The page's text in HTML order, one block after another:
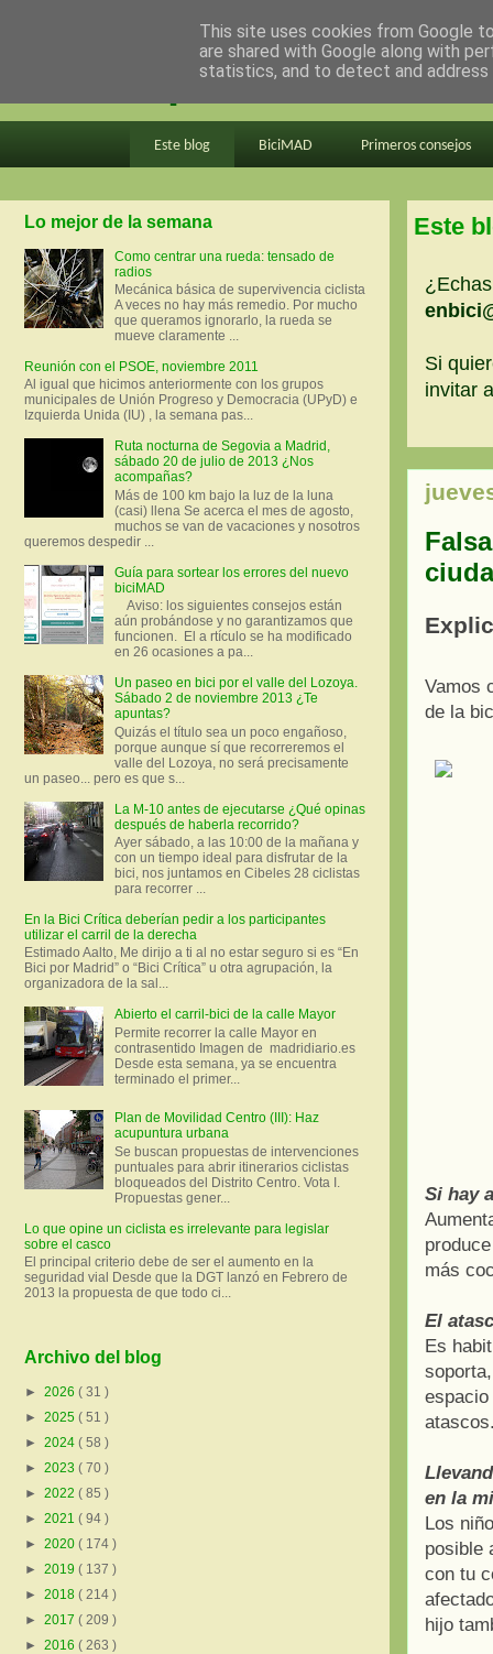
en bici por madrid
Este blog BiciMAD Primeros consejos
Este
Si
invitar
Vamos
de la
Si hay
más
El
Es
en la
Los
posible
con tu
hijo
Lo mejor de la semana
Como centrar una rueda: tensado de
radios
Mecánica básica de supervivencia ciclista
A veces no hay más remedio. Por mucho
que queramos ignorarlo, la rueda se
mueve claramente ...
Reunión con el PSOE, noviembre 2011
Al igual que hicimos anteriormente con los grupos
municipales de Unión Progreso y Democracia (UPyD) e
Izquierda Unida (IU) , la semana pas...
Ruta nocturna de Segovia a Madrid,
sábado 20 de julio de 2013 ¿Nos
acompañas?
Más de 100 km bajo la luz de la luna
(casi) llena Se acerca el mes de agosto,
muchos se van de vacaciones y nosotros
queremos despedir ...
Guía para sortear los errores del nuevo
biciMAD
Aviso: los siguientes consejos están
aún probándose y no garantizamos que
funcionen. El a rtículo se ha modificado
en 26 ocasiones a pa...
Un paseo en bici por el valle del Lozoya.
Sábado 2 de noviembre 2013 ¿Te
apuntas?
Quizás el título sea un poco engañoso,
porque aunque sí que recorreremos el
valle del Lozoya, no será precisamente
un paseo... pero es que s...
La M-10 antes de ejecutarse ¿Qué opinas
después de haberla recorrido?
Ayer sábado, a las 10:00 de la mañana y
con un tiempo ideal para disfrutar de la
bici, nos juntamos en Cibeles 28 ciclistas
para recorrer ...
En la Bici Crítica deberían pedir a los participantes
utilizar el carril de la derecha
Estimado Aalto, Me dirijo a ti al no estar seguro si es “En
Bici por Madrid” o “Bici Crítica” u otra agrupación, la
organizadora de la sal...
Abierto el carril-bici de la calle Mayor
Permite recorrer la calle Mayor en
contrasentido Imagen de madridiario.es
Desde esta semana, ya se encuentra
terminado el primer...
Plan de Movilidad Centro (III): Haz
acupuntura urbana
Se buscan propuestas de intervenciones
puntuales para abrir itinerarios ciclistas
bloqueados del Distrito Centro. Vota I.
Propuestas gener...
Lo que opine un ciclista es irrelevante para legislar
sobre el casco
El principal criterio debe de ser el aumento en la
seguridad vial Desde que la DGT lanzó en Febrero de
2013 la propuesta de que todo ci...
Archivo del blog
► 2026 ( 31 )
► 2025 ( 51 )
► 2024 ( 58 )
► 2023 ( 70 )
► 2022 ( 85 )
► 2021 ( 94 )
► 2020 ( 174 )
► 2019 ( 137 )
► 2018 ( 214 )
► 2017 ( 209 )
► 2016 ( 263 )
This site uses cookies from Google
are shared with Google along with
statistics, and to detect and address